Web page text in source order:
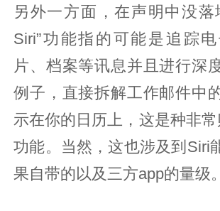
另外一方面，在声明中没落
Siri”功能指的可能是追踪
片、档案等讯息并且进行深
例子，直接拆解工作邮件中
示在你的日历上，这是种非
功能。当然，这也涉及到Siri
果自带的以及三方app的量级。